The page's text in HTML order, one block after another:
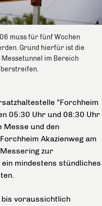
muss für fünf Wochen
Grund hierfür ist die
im Bereich
"Forchheim
05:30 Uhr und 08:30 Uhr
Messe und den
Akazienweg am
zur
mindestens stündliches
bis voraussichtlich